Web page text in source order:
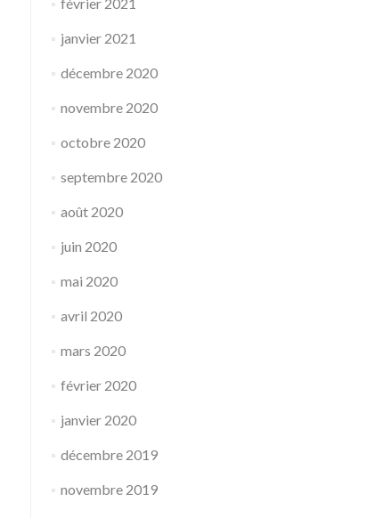
février 2021
janvier 2021
décembre 2020
novembre 2020
octobre 2020
septembre 2020
août 2020
juin 2020
mai 2020
avril 2020
mars 2020
février 2020
janvier 2020
décembre 2019
novembre 2019